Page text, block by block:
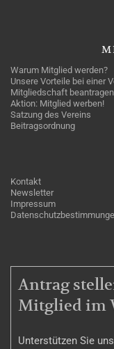
Warum Mitglied werden?
Unsere Vorteile bei einer
Mitgliedschaft beantragen
Aktion: Mitglied werben!
Satzung des Vereins
Beitragsordnung
Kontakt
Newsletter
Impressum
Antrag
Mitglied im
Unterstützen Sie